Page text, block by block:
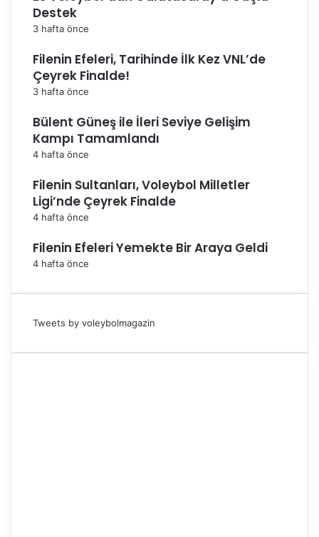
Destek
3 hafta önce
Filenin Efeleri, Tarihinde İlk Kez VNL’de
Çeyrek Finalde!
3 hafta önce
Bülent Güneş ile İleri Seviye Gelişim
Kampı Tamamlandı
4 hafta önce
Filenin Sultanları, Voleybol Milletler
Ligi’nde Çeyrek Finalde
4 hafta önce
Filenin Efeleri Yemekte Bir Araya Geldi
4 hafta önce
Tweets by voleybolmagazin